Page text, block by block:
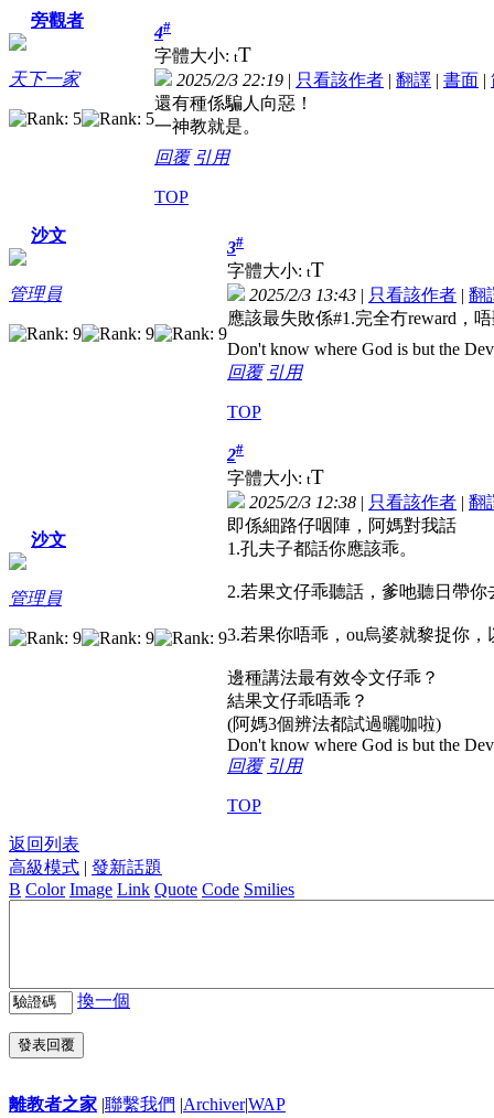
旁觀者
天下一家
4#
字體大小: tT
2025/2/3 22:19 | 只看該作者 | 翻譯 | 書面 |
還有種係騙人向惡！
一神教就是。
回覆 引用
TOP
沙文
管理員
3#
字體大小: tT
2025/2/3 13:43 | 只看該作者 | 翻
應該最失敗係#1.完全冇reward，
Don't know where God is but the
回覆 引用
TOP
沙文
管理員
2#
字體大小: tT
2025/2/3 12:38 | 只看該作者 | 翻
即係細路仔咽陣，阿媽對我話
1.孔夫子都話你應該乖。
2.若果文仔乖聽話，爹吔聽日帶你
3.若果你唔乖，ou烏婆就黎捉你
邊種講法最有效令文仔乖？
結果文仔乖唔乖？
(阿媽3個辨法都試過曬咖啦)
Don't know where God is but the
回覆 引用
TOP
返回列表
高級模式 | 發新話題
B Color Image Link Quote Code Smilies
換一個
發表回覆
離教者之家 |聯繫我們 |Archiver|WAP